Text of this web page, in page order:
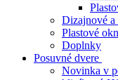
Dizajnové a
Plastové
Doplnky
Posuvné dvere
Novinka v